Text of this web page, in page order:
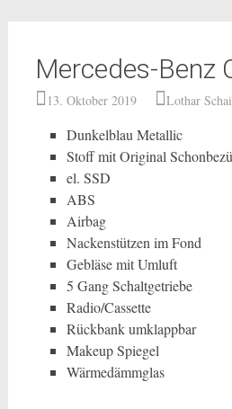
Mercedes-Benz
13. Oktober 2019 Lothar
Dunkelblau Metallic
Stoff mit Original
el. SSD
ABS
Airbag
Nackenstützen im Fond
Gebläse mit Umluft
5 Gang Schaltgetriebe
Radio/Cassette
Rückbank umklappbar
Makeup Spiegel
Wärmedämmglas